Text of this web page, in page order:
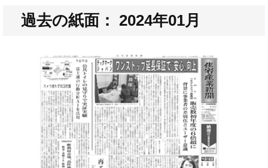
過去の紙面： 2024年01月